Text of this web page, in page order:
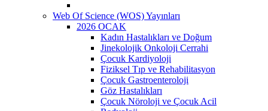
Web Of Science (WOS) Yayınları
2026 OCAK
Kadın Hastalıkları ve Doğum
Jinekolojik Onkoloji Cerrahi
Çocuk Kardiyoloji
Fiziksel Tıp ve Rehabilitasyon
Çocuk Gastroenteroloji
Göz Hastalıkları
Çocuk Nöroloji ve Çocuk Acil